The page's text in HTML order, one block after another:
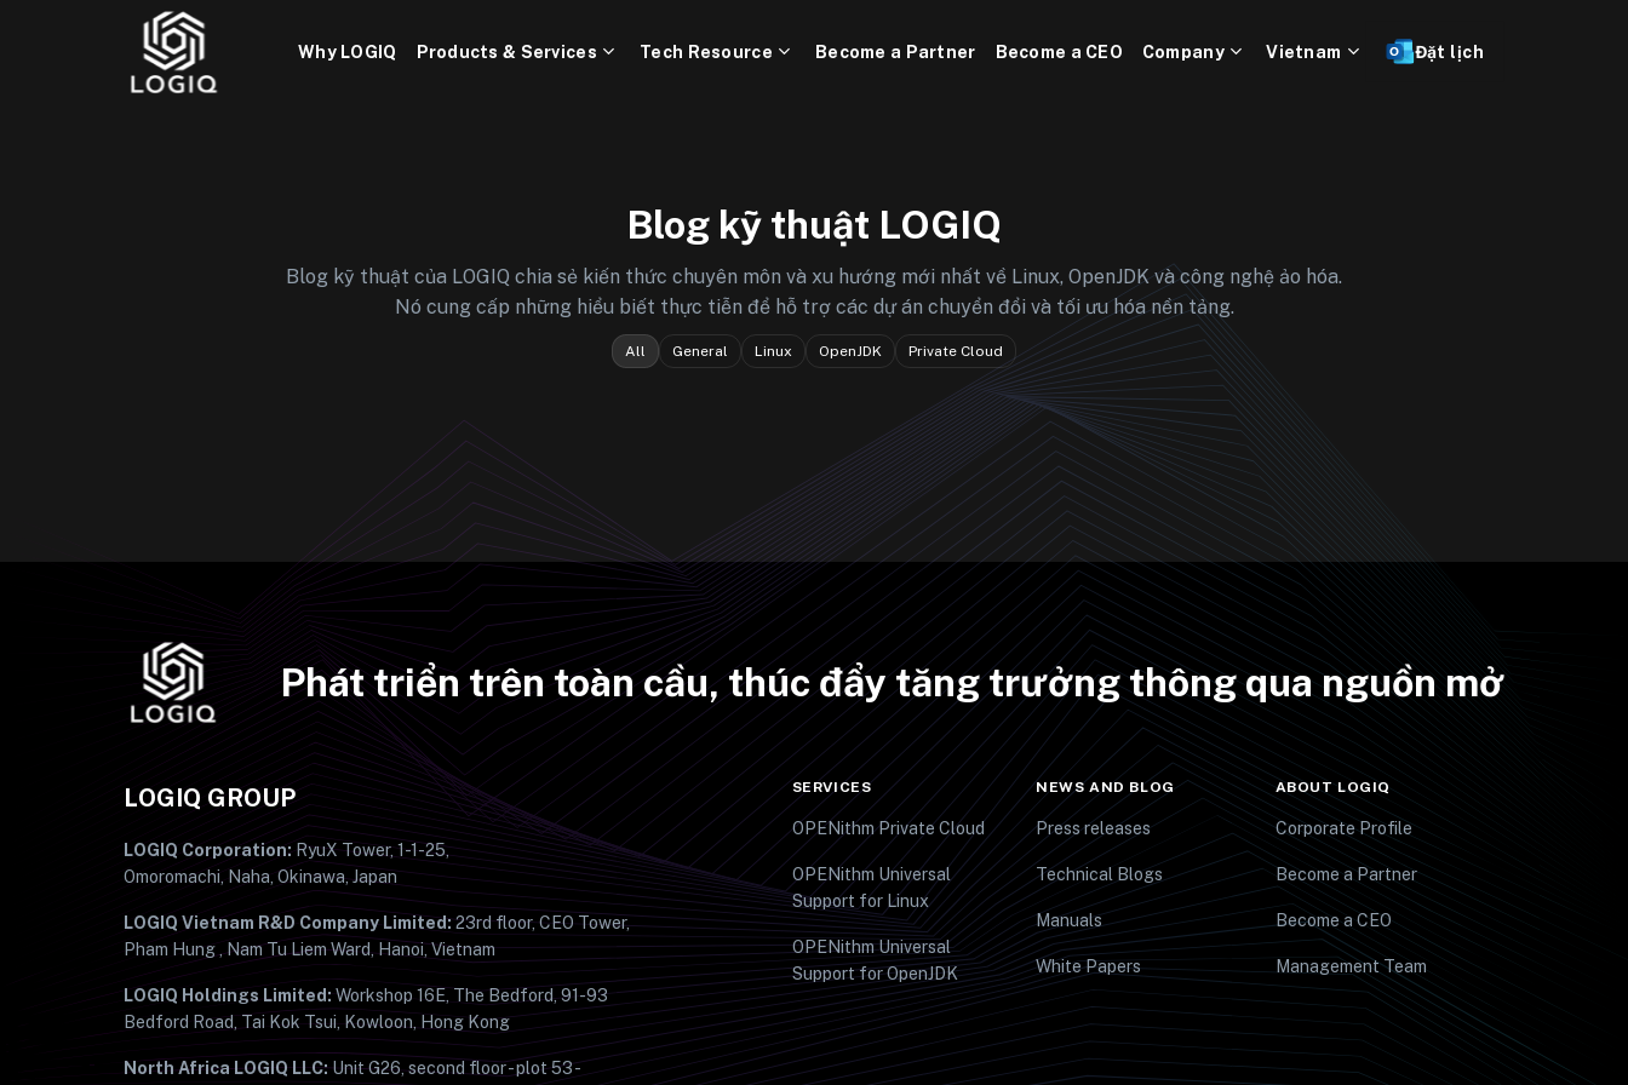
Why LOGIQ Products & Services Tech Resource Become a Partner Become a CEO Company Vietnam Đặt lịch
Blog kỹ thuật LOGIQ
Blog kỹ thuật của LOGIQ chia sẻ kiến thức chuyên môn và xu hướng mới nhất về Linux, OpenJDK và công nghệ ảo hóa.
Nó cung cấp những hiểu biết thực tiễn để hỗ trợ các dự án chuyển đổi và tối ưu hóa nền tảng.
All General Linux OpenJDK Private Cloud
Phát triển trên toàn cầu, thúc đẩy tăng trưởng thông qua nguồn mở
LOGIQ GROUP
LOGIQ Corporation: RyuX Tower, 1-1-25,
Omoromachi, Naha, Okinawa, Japan
LOGIQ Vietnam R&D Company Limited: 23rd floor, CEO Tower,
Pham Hung , Nam Tu Liem Ward, Hanoi, Vietnam
LOGIQ Holdings Limited: Workshop 16E, The Bedford, 91-93
Bedford Road, Tai Kok Tsui, Kowloon, Hong Kong
North Africa LOGIQ LLC:Unit G26, second floor - plot 53 -
SERVICES
OPENithm Private Cloud
OPENithm Universal
Support for Linux
OPENithm Universal
Support for OpenJDK
NEWS AND BLOG
Press releases
Technical Blogs
Manuals
White Papers
ABOUT LOGIQ
Corporate Profile
Become a Partner
Become a CEO
Management Team